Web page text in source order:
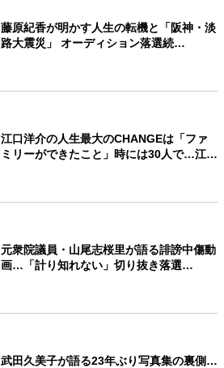
藤原紀香が明かす人生の転機と「阪神・淡
路大震災」 オーディション落選続…
江口洋介の人生最大のCHANGEは「ファ
ミリーができたこと」時には30人で…江…
元衆院議員・山尾志桜里が語る誹謗中傷動
画…「計り知れない」切り抜き落選…
武田久美子が語る23年ぶり写真集の裏側…